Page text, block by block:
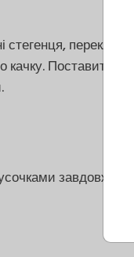
стегенця,
качку. Поставити на
завдовжки